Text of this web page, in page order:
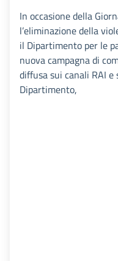
In occasione della
l’eliminazione della
il Dipartimento per le
nuova campagna di
diffusa sui canali RAI e
Dipartimento,